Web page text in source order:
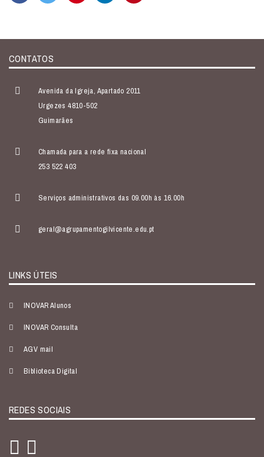
CONTATOS
Avenida da Igreja, Apartado 2011
Urgezes 4810-502
Guimarães
Chamada para a rede fixa nacional
253 522 403
Serviços administrativos das 09.00h às 16.00h
geral@agrupamentogilvicente.edu.pt
LINKS ÚTEIS
INOVAR Alunos
INOVAR Consulta
AGV mail
Biblioteca Digital
REDES SOCIAIS